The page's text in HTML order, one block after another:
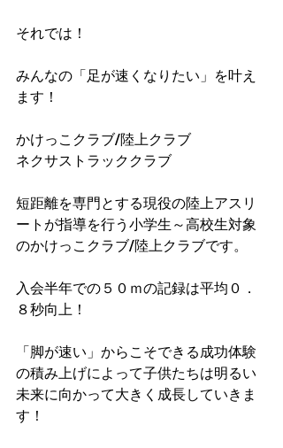
それでは！
みんなの「足が速くなりたい」を叶え
ます！
かけっこクラブ/陸上クラブ
ネクサストラッククラブ
短距離を専門とする現役の陸上アスリ
ートが指導を行う小学生～高校生対象
のかけっこクラブ/陸上クラブです。
入会半年での５０ｍの記録は平均０．
８秒向上！​
「脚が速い」からこそできる成功体験
の積み上げによって子供たちは明るい
未来に向かって大きく成長していきま
す！